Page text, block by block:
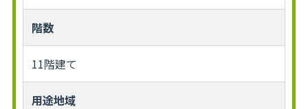
階数
11階建て
用途地域